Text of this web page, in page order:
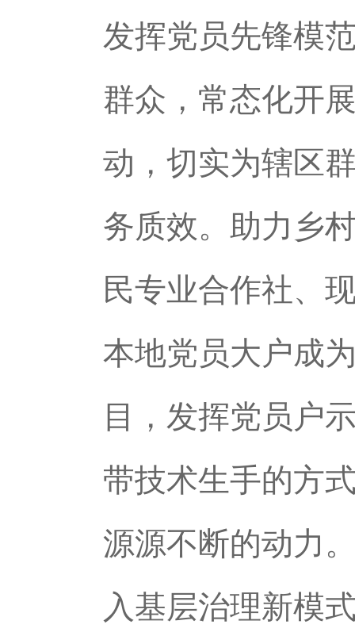
发挥党员先锋模
群众，常态化开
动，切实为辖区
务质效。助力乡
民专业合作社、
本地党员大户成
目，发挥党员户
带技术生手的方
源源不断的动力
入基层治理新模